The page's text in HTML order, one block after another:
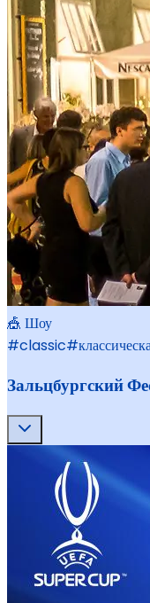
🎪 Шоу
#classic#
Зальцбургский